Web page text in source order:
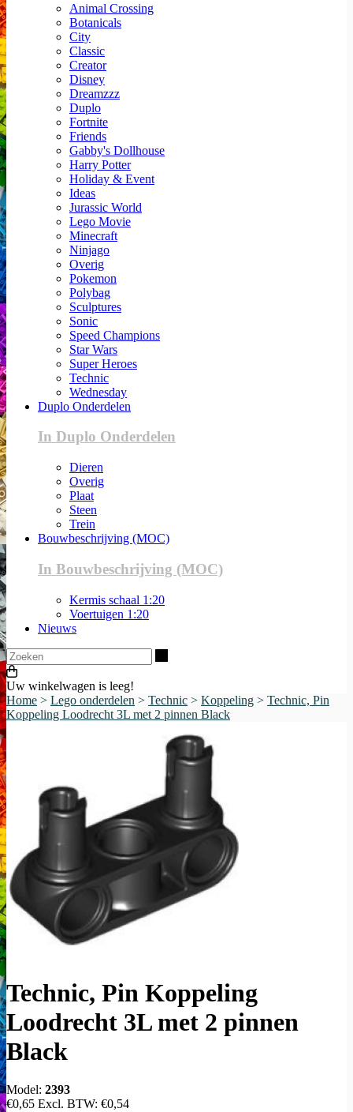
Animal Crossing
Botanicals
City
Classic
Creator
Disney
Dreamzzz
Duplo
Fortnite
Friends
Gabby's Dollhouse
Harry Potter
Holiday & Event
Ideas
Jurassic World
Lego Movie
Minecraft
Ninjago
Overig
Pokemon
Polybag
Sculptures
Sonic
Speed Champions
Star Wars
Super Heroes
Technic
Wednesday
Duplo Onderdelen
In Duplo Onderdelen
Dieren
Overig
Plaat
Steen
Trein
Bouwbeschrijving (MOC)
In Bouwbeschrijving (MOC)
Kermis schaal 1:20
Voertuigen 1:20
Nieuws
Uw winkelwagen is leeg!
Home > Lego onderdelen > Technic > Koppeling > Technic, Pin
Koppeling Loodrecht 3L met 2 pinnen Black
Technic, Pin Koppeling
Loodrecht 3L met 2 pinnen
Black
Model: 2393
€0,65 Excl. BTW: €0,54